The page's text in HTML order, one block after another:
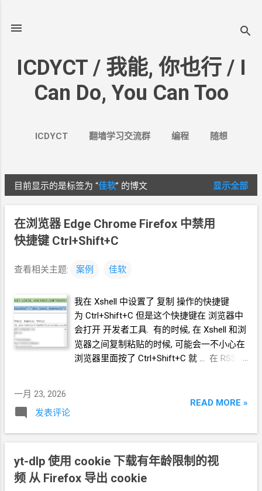
ICDYCT / 我能, 你也行 / I
Can Do, You Can Too
ICDYCT 翻墙学习交流群 编程 随想
博
目前显示的是标签为 “佳软” 的博文 显示全部
在浏览器 Edge Chrome Firefox 中禁用
快捷键 Ctrl+Shift+C
查看相关主题: 案例 佳软
我在 Xshell 中设置了 复制 操作的快捷键
为 Ctrl+Shift+C 但是这个快捷键在 浏览器中
会打开 开发者工具. 有的时候, 在 Xshell 和浏
览器之间复制粘贴的时候, 可能会一不小心在
浏览器里面按了 Ctrl+Shift+C 就 ... 在 RSS
里
Edge, 我还找到资料处理了 Chrome 和
\HKEY_LOCAL_MACHINE\SOFTWARE\Polici
es\Microsoft\Edge 下新建字符串值
ConfigureKeyboardShortcuts 值设置为
{"disabled": ["dev_tools_elements"]} * M$
一月 23, 2026
发表评论
READ MORE »
yt-dlp 使用 cookie 下载有年龄限制的视
频 从 Firefox 导出 cookie